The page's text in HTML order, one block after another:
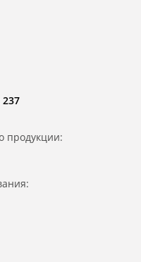
продукции: